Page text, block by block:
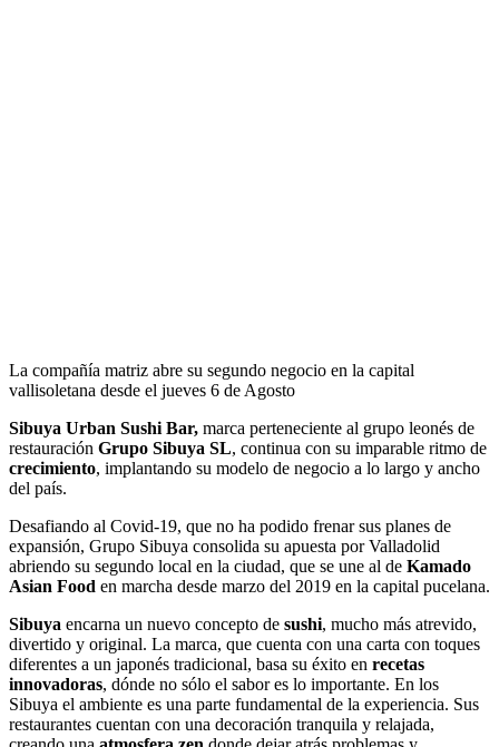
La compañía matriz abre su segundo negocio en la capital
vallisoletana desde el jueves 6 de Agosto
Sibuya Urban Sushi Bar, marca perteneciente al grupo leonés de
restauración Grupo Sibuya SL, continua con su imparable ritmo de
crecimiento, implantando su modelo de negocio a lo largo y ancho
del país.
Desafiando al Covid-19, que no ha podido frenar sus planes de
expansión, Grupo Sibuya consolida su apuesta por Valladolid
abriendo su segundo local en la ciudad, que se une al de Kamado
Asian Food en marcha desde marzo del 2019 en la capital pucelana.
Sibuya encarna un nuevo concepto de sushi, mucho más atrevido,
divertido y original. La marca, que cuenta con una carta con toques
diferentes a un japonés tradicional, basa su éxito en recetas
innovadoras, dónde no sólo el sabor es lo importante. En los
Sibuya el ambiente es una parte fundamental de la experiencia. Sus
restaurantes cuentan con una decoración tranquila y relajada,